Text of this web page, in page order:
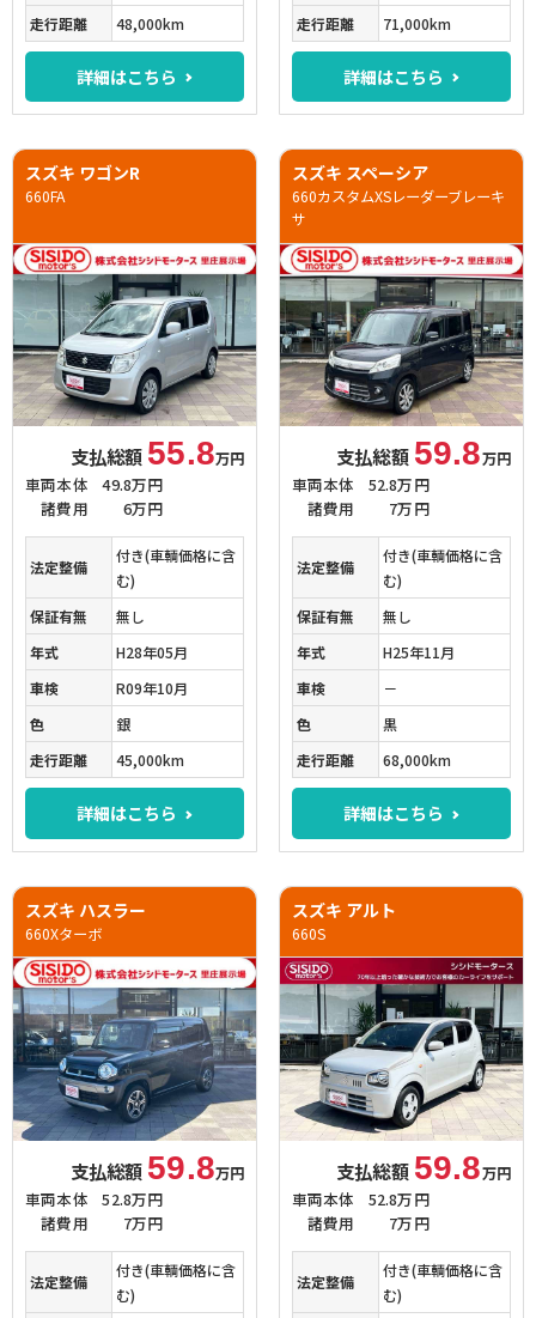
走行距離
48,000km
詳細はこちら
走行距離
71,000km
詳細はこちら
スズキ ワゴンR
660FA
支払総額 55.8万円
車両本体
49.8万円
諸費用
6万円
法定整備
付き(車輌価格に含
む)
保証有無
無し
年式
H28年05月
車検
R09年10月
色
銀
走行距離
45,000km
詳細はこちら
スズキ スペーシア
660カスタムXSレーダーブレーキ
サ
支払総額 59.8万円
車両本体
52.8万円
諸費用
7万円
法定整備
付き(車輌価格に含
む)
保証有無
無し
年式
H25年11月
車検
－
色
黒
走行距離
68,000km
詳細はこちら
スズキ ハスラー
660Xターボ
支払総額 59.8万円
車両本体
52.8万円
諸費用
7万円
法定整備
付き(車輌価格に含
む)
スズキ アルト
660S
支払総額 59.8万円
車両本体
52.8万円
諸費用
7万円
法定整備
付き(車輌価格に含
む)